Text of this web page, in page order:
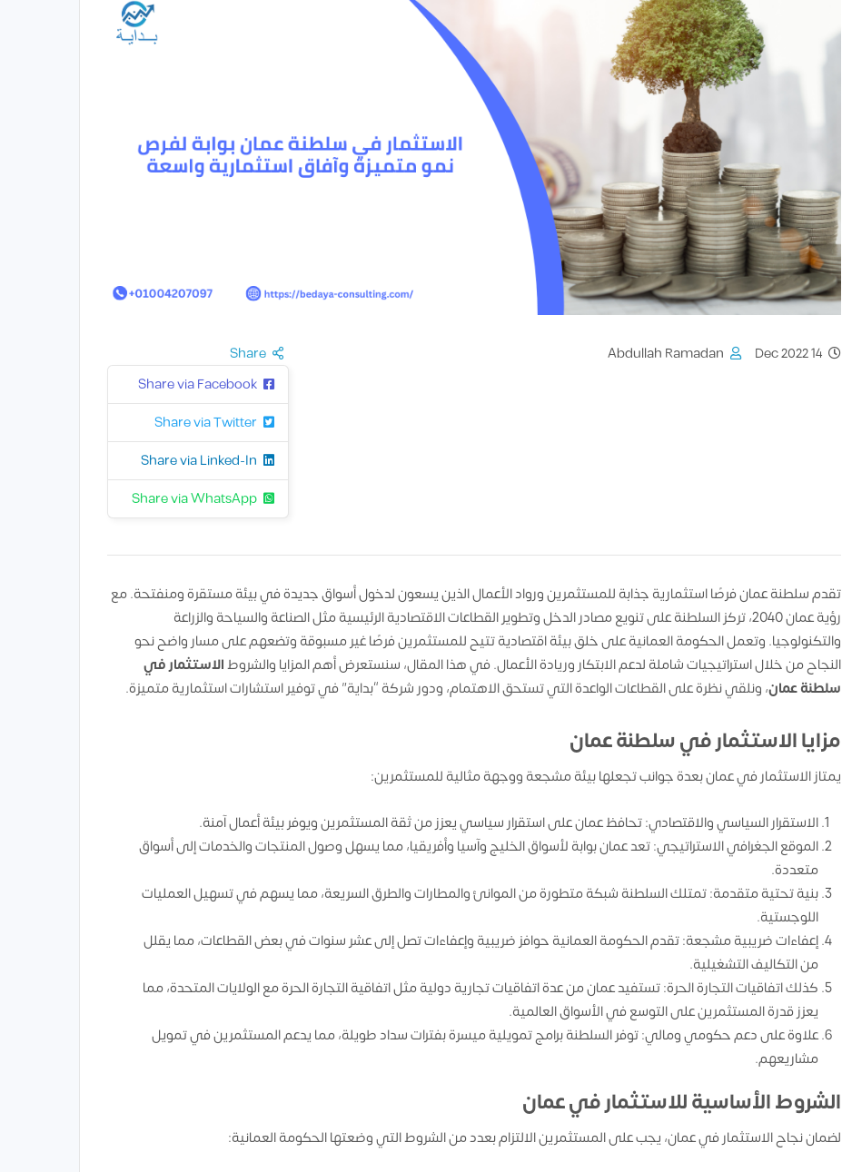
14 Dec 2022
Abdullah Ramadan
Share
Share via Facebook
Share via Twitter
Share via Linked-In
Share via WhatsApp
تقدم سلطنة عمان فرصًا استثمارية جذابة للمستثمرين ورواد الأعمال الذين يسعون لدخول أسواق جديدة في بيئة مستقرة ومنفتحة. مع
رؤية عمان 2040، تركز السلطنة على تنويع مصادر الدخل وتطوير القطاعات الاقتصادية الرئيسية مثل الصناعة والسياحة والزراعة
والتكنولوجيا. وتعمل الحكومة العمانية على خلق بيئة اقتصادية تتيح للمستثمرين فرصًا غير مسبوقة وتضعهم على مسار واضح نحو
النجاح من خلال استراتيجيات شاملة لدعم الابتكار وريادة الأعمال. في هذا المقال، سنستعرض أهم المزايا والشروطالاستثمار في
سلطنة عمان، ونلقي نظرة على القطاعات الواعدة التي تستحق الاهتمام، ودور شركة “بداية” في توفير استشارات استثمارية متميزة.
مزايا الاستثمار في سلطنة عمان
يمتاز الاستثمار في عمان بعدة جوانب تجعلها بيئة مشجعة ووجهة مثالية للمستثمرين:
الاستقرار السياسي والاقتصادي: تحافظ عمان على استقرار سياسي يعزز من ثقة المستثمرين ويوفر بيئة أعمال آمنة.
الموقع الجغرافي الاستراتيجي: تعد عمان بوابة لأسواق الخليج وآسيا وأفريقيا، مما يسهل وصول المنتجات والخدمات إلى أسواق
متعددة.
بنية تحتية متقدمة: تمتلك السلطنة شبكة متطورة من الموانئ والمطارات والطرق السريعة، مما يسهم في تسهيل العمليات
اللوجستية.
إعفاءات ضريبية مشجعة: تقدم الحكومة العمانية حوافز ضريبية وإعفاءات تصل إلى عشر سنوات في بعض القطاعات، مما يقلل
من التكاليف التشغيلية.
كذلك اتفاقيات التجارة الحرة: تستفيد عمان من عدة اتفاقيات تجارية دولية مثل اتفاقية التجارة الحرة مع الولايات المتحدة، مما
يعزز قدرة المستثمرين على التوسع في الأسواق العالمية.
علاوة على دعم حكومي ومالي: توفر السلطنة برامج تمويلية ميسرة بفترات سداد طويلة، مما يدعم المستثمرين في تمويل
مشاريعهم.
الشروط الأساسية للاستثمار في عمان
لضمان نجاح الاستثمار في عمان، يجب على المستثمرين الالتزام بعدد من الشروط التي وضعتها الحكومة العمانية: